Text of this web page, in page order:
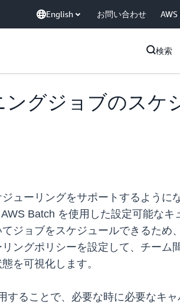
English お問い合わせ
検索
グジョブのスケ
ューリングをサポートするように
Batch を使用した設定可能な
ジョブをスケジュールできるため
ングポリシーを設定して、チーム
を可視化します。
ることで、必要な時に必要なキ